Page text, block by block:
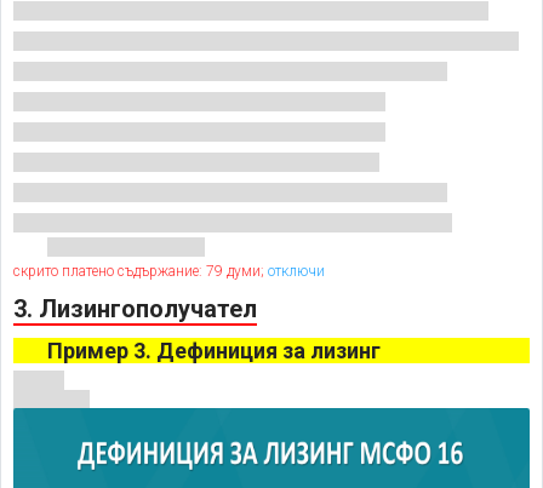
скрито платено съдържание: 79 думи; отключи
3. Лизингополучател
Пример 3. Дефиниция за лизинг